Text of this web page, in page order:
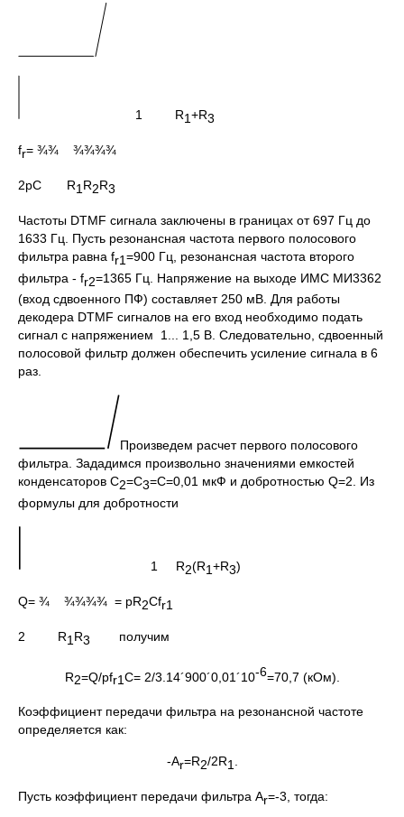
1 R1+R3
fr= ¾¾ ¾¾¾¾
2pС R1 R2R3
Частоты DTMF сигнала заключены в границах от 697 Гц до
1633 Гц. Пусть резонансная частота первого полосового
фильтра равна fr1=900 Гц, резонансная частота второго
фильтра - fr2=1365 Гц. Напряжение на выходе ИМС МИ3362
(вход сдвоенного ПФ) составляет 250 мВ. Для работы
декодера DTMF сигналов на его вход необходимо подать
сигнал с напряжением 1... 1,5 В. Следовательно, сдвоенный
полосовой фильтр должен обеспечить усиление сигнала в 6
раз.
Произведем расчет первого полосового
фильтра. Зададимся произвольно значениями емкостей
конденсаторов С2=С3=С=0,01 мкФ и добротностью Q=2. Из
формулы для добротности
1 R2(R1+R3)
Q= ¾ ¾¾¾¾ = pR2Cfr1
2 R1 R3 получим
R2=Q/pfr1C= 2/3.14´900´0,01´10-6=70,7 (кОм).
Коэффициент передачи фильтра на резонансной частоте
определяется как:
-Аr=R2/2R1
Пусть коэффициент передачи фильтра Ar=-3, тогда: